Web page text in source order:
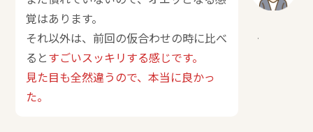
覚はあります。
それ以外は、前回の仮合わせの時に比べ
るとすごいスッキリする感じです。
見た目も全然違うので、本当に良かっ
た。